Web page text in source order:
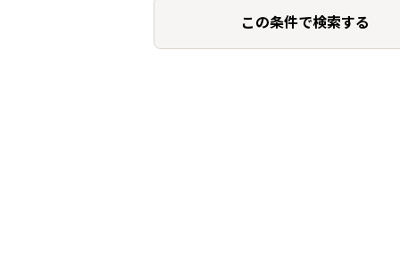
この条件で検索する